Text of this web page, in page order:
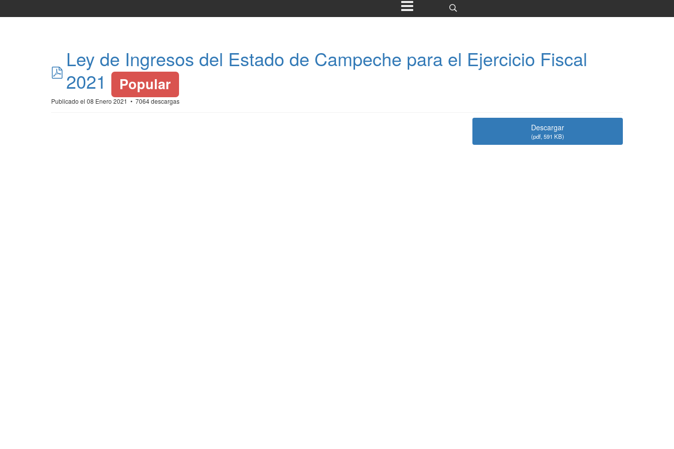
pdf
Ley de Ingresos del Estado de Campeche para el Ejercicio Fiscal
2021
Popular
Publicado el 08 Enero 2021 7064 descargas
Descargar
(pdf, 591 KB)